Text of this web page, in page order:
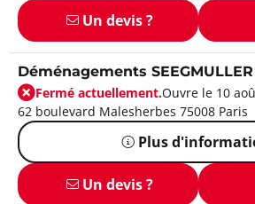
Un devis ?
Déménagements
Fermé actuellement.Ouvre le 10
62 boulevard Malesherbes 75008 Paris
Plus
Un devis ?